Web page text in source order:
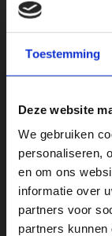
Toestemming
Deze website
We gebruiken
personaliseren,
en om ons
informatie over
partners voor
partners
op de
huidige
inlossaldo
Schrijf je hier
Wil jij op de
nieuwe
onze
gebied van